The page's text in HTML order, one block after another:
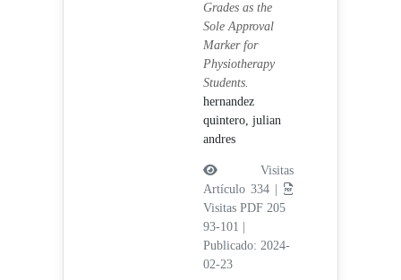
Grades as the
Sole Approval
Marker for
Physiotherapy
Students.
hernandez
quintero, julian
andres
Visitas
Artículo 334 |
Visitas PDF 205
93-101
Publicado: 2024-
02-23